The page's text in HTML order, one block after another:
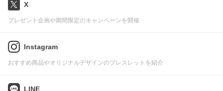
X
プレゼント企画や期間限定のキャンペーンを開催
Instagram
おすすめ商品やオリジナルデザインのブレスレットを紹介
LINE